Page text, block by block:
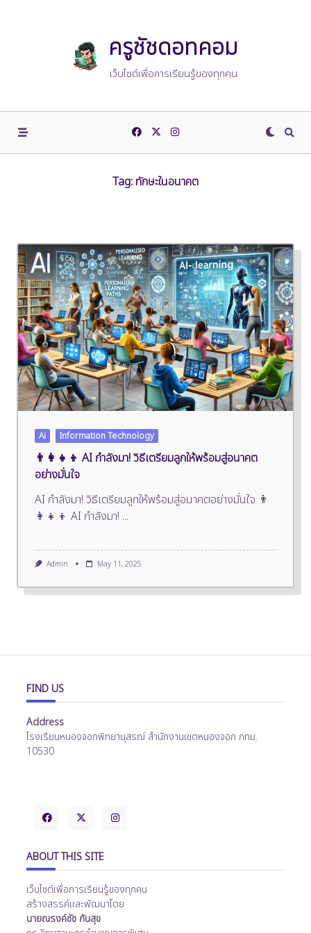
ครูชัชดอทคอม
เว็บไซต์เพื่อการเรียนรู้ของทุกคน
Tag: ทักษะในอนาคต
Ai Information Technology
👨👩👧👦 AI กำลังมา! วิธีเตรียมลูกให้พร้อมสู่อนาคต
อย่างมั่นใจ
AI กำลังมา! วิธีเตรียมลูกให้พร้อมสู่อนาคตอย่างมั่นใจ 👨
👩👧👦 AI กำลังมา! ...
Admin May 11, 2025
FIND US
Address
โรงเรียนหนองจอกพิทยานุสรณ์ สำนักงานเขตหนองจอก กทม.
10530
ABOUT THIS SITE
เว็บไซต์เพื่อการเรียนรู้ของทุกคน
สร้างสรรค์และพัฒนาโดย
นายณรงค์ชัช กันสุข